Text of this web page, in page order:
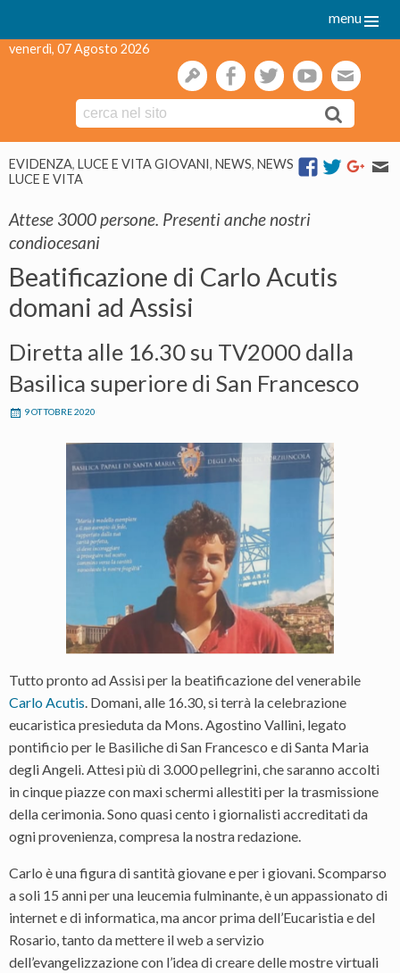
menu
venerdì, 07 Agosto 2026
gestionefacebooktwitteryoutube
to
EVIDENZA, LUCE E VITA GIOVANI, NEWS, NEWS
LUCE E VITA
Attese 3000 persone. Presenti anche nostri
condiocesani
Beatificazione di Carlo Acutis
domani ad Assisi
Diretta alle 16.30 su TV2000 dalla
Basilica superiore di San Francesco
9 OTTOBRE 2020
Tutto pronto ad Assisi per la beatificazione del venerabile
Carlo Acutis. Domani, alle 16.30, si terrà la celebrazione
eucaristica presieduta da Mons. Agostino Vallini, legato
pontificio per le Basiliche di San Francesco e di Santa Maria
degli Angeli. Attesi più di 3.000 pellegrini, che saranno accolti
in cinque piazze con maxi schermi allestiti per la trasmissione
della cerimonia. Sono quasi cento i giornalisti accreditati da
ogni provenienza, compresa la nostra redazione.
Carlo è una figura di santità giovane e per i giovani. Scomparso
a soli 15 anni per una leucemia fulminante, è un appassionato di
internet e di informatica, ma ancor prima dell’Eucaristia e del
Rosario, tanto da mettere il web a servizio
dell’evangelizzazione con l’idea di creare delle mostre virtuali